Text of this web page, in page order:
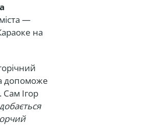
—
на
допоможе
Ігор